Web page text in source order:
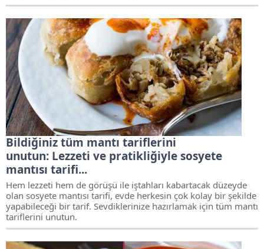
Bildiğiniz tüm mantı tariflerini
unutun: Lezzeti ve pratikliğiyle sosyete
mantısı tarifi...
Hem lezzeti hem de görüşü ile iştahları kabartacak düzeyde
olan sosyete mantısı tarifi, evde herkesin çok kolay bir şekilde
yapabileceği bir tarif. Sevdiklerinize hazırlamak için tüm mantı
tariflerini unutun.